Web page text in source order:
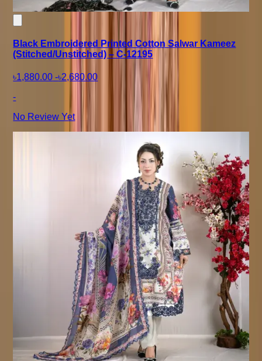
Black Embroidered Printed Cotton Salwar Kameez
(Stitched/Unstitched) – C-12195
৳1,880.00 -৳2,680.00
-
No Review Yet